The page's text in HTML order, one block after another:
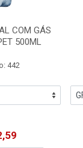
COM GÁS
500ML
442